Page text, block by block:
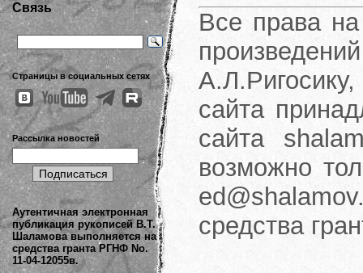
Связь
Страницы в социальных сетях
Рассылка новостей
Аутентичная электронная
публикация рукописей В.Т.
Шаламова выполняется на
средства гранта РГНФ No.
11-04-12055в.
Все права на
сайта
сайта
возможно
средства